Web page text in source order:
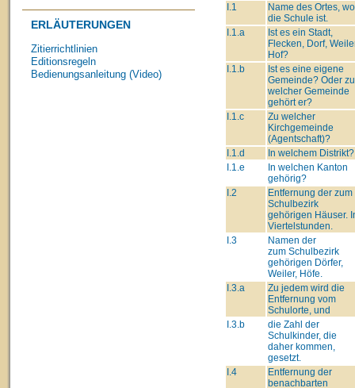
ERLÄUTERUNGEN
Zitierrichtlinien
Editionsregeln
Bedienungsanleitung (Video)
I.1
Name des Ortes, wo
die Schule ist.
I.1.a
Ist es ein Stadt,
Flecken, Dorf,
Hof?
I.1.b
Ist es eine eigene
Gemeinde? Oder zu
welcher Gemeinde
gehört er?
I.1.c
Zu welcher
Kirchgemeinde
(Agentschaft)?
I.1.d
In welchem Distrikt?
I.1.e
In welchen Kanton
gehörig?
I.2
Entfernung der zum
Schulbezirk
gehörigen Häuser.
Viertelstunden.
I.3
Namen der
zum Schulbezirk
gehörigen Dörfer,
Weiler, Höfe.
I.3.a
Zu jedem wird die
Entfernung vom
Schulorte, und
I.3.b
die Zahl der
Schulkinder, die
daher kommen,
gesetzt.
I.4
Entfernung der
benachbarten